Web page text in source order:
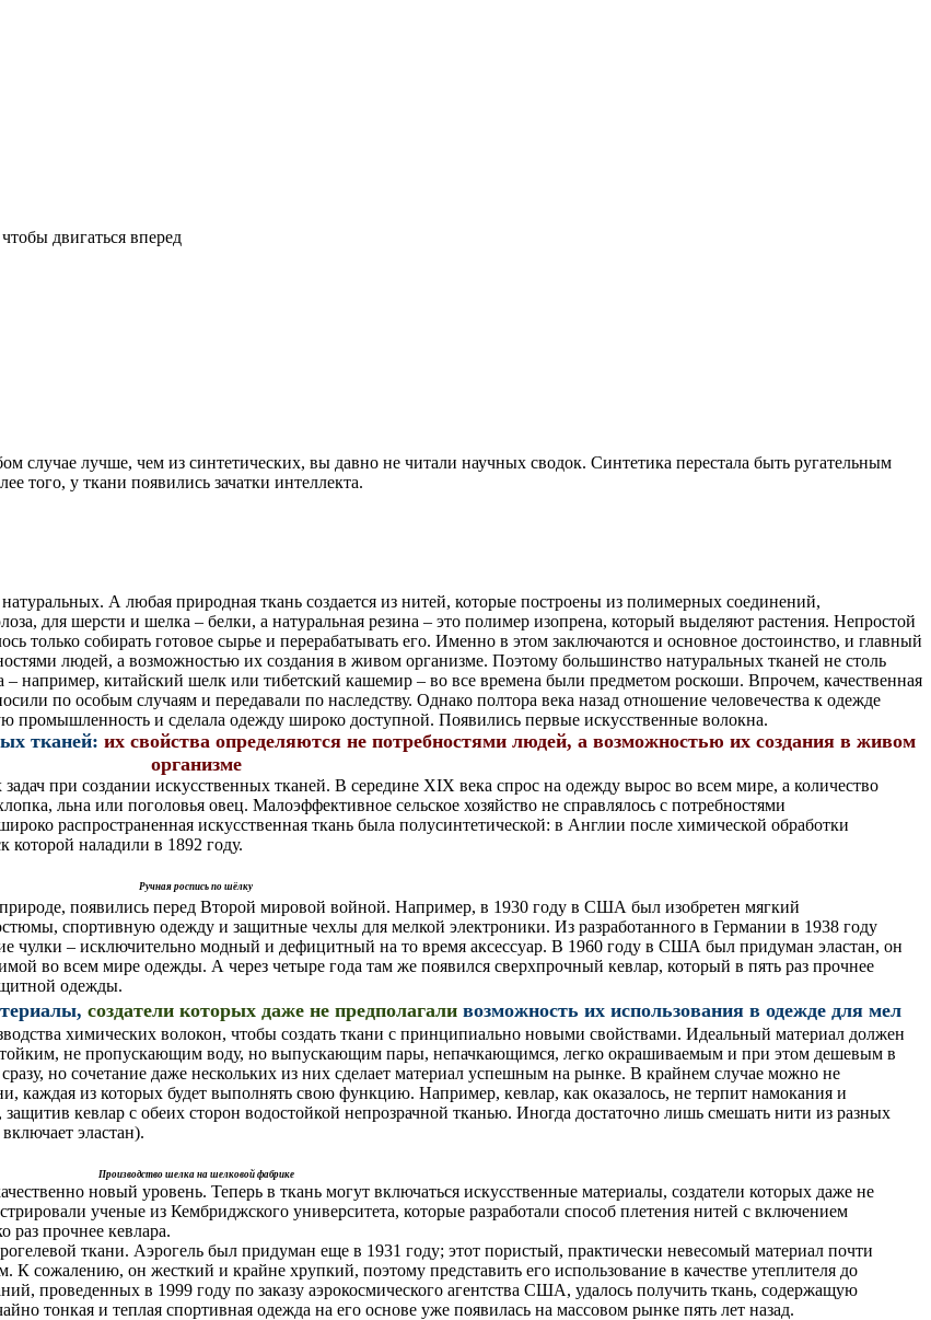
двигаться вперед
случае лучше, чем из синтетических, вы давно не читали научных сводок. Синтетика перестала быть ругательным
того, у ткани появились зачатки интеллекта.
А любая природная ткань создается из нитей, которые построены из полимерных соединений,
для шерсти и шелка – белки, а натуральная резина – это полимер изопрена, который выделяют растения. Непростой
только собирать готовое сырье и перерабатывать его. Именно в этом заключаются и основное достоинство, и главный
людей, а возможностью их создания в живом организме. Поэтому большинство натуральных тканей не столь
например, китайский шелк или тибетский кашемир – во все времена были предметом роскоши. Впрочем, качественная
по особым случаям и передавали по наследству. Однако полтора века назад отношение человечества к одежде
промышленность и сделала одежду широко доступной. Появились первые искусственные волокна.
тканей: их свойства определяются не потребностями людей, а возможностью их создания в живом
организме
при создании искусственных тканей. В середине XIX века спрос на одежду вырос во всем мире, а количество
льна или поголовья овец. Малоэффективное сельское хозяйство не справлялось с потребностями
распространенная искусственная ткань была полусинтетической: в Англии после химической обработки
которой наладили в 1892 году.
Ручная роспись по шёлку
появились перед Второй мировой войной. Например, в 1930 году в США был изобретен мягкий
спортивную одежду и защитные чехлы для мелкой электроники. Из разработанного в Германии в 1938 году
чулки – исключительно модный и дефицитный на то время аксессуар. В 1960 году в США был придуман эластан, он
во всем мире одежды. А через четыре года там же появился сверхпрочный кевлар, который в пять раз прочнее
одежды.
создатели которых даже не предполагали возможность их использования в одежде для мел
химических волокон, чтобы создать ткани с принципиально новыми свойствами. Идеальный материал должен
не пропускающим воду, но выпускающим пары, непачкающимся, легко окрашиваемым и при этом дешевым в
но сочетание даже нескольких из них сделает материал успешным на рынке. В крайнем случае можно не
каждая из которых будет выполнять свою функцию. Например, кевлар, как оказалось, не терпит намокания и
защитив кевлар с обеих сторон водостойкой непрозрачной тканью. Иногда достаточно лишь смешать нити из разных
эластан).
Производство шелка на шелковой фабрике
новый уровень. Теперь в ткань могут включаться искусственные материалы, создатели которых даже не
ученые из Кембриджского университета, которые разработали способ плетения нитей с включением
раз прочнее кевлара.
ткани. Аэрогель был придуман еще в 1931 году; этот пористый, практически невесомый материал почти
К сожалению, он жесткий и крайне хрупкий, поэтому представить его использование в качестве утеплителя до
проведенных в 1999 году по заказу аэрокосмического агентства США, удалось получить ткань, содержащую
тонкая и теплая спортивная одежда на его основе уже появилась на массовом рынке пять лет назад.